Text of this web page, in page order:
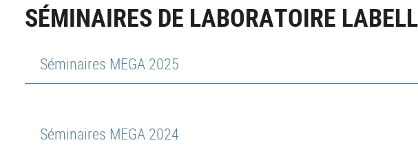
SÉMINAIRES DE LABORATOIRE
Séminaires MEGA 2025
Séminaires MEGA 2024